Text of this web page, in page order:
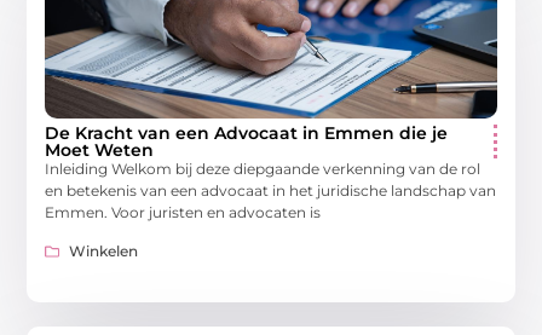
De Kracht van een Advocaat in Emmen die je
Moet Weten
Inleiding Welkom bij deze diepgaande verkenning van de rol
en betekenis van een advocaat in het juridische landschap van
Emmen. Voor juristen en advocaten is
Winkelen